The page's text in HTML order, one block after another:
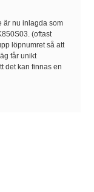
är nu inlagda som
(oftast
löpnumret så att
får unikt
det kan finnas en